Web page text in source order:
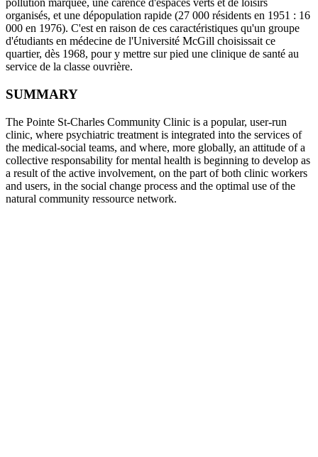
pollution marquée, une carence d'espaces verts et de loisirs
organisés, et une dépopulation rapide (27 000 résidents en 1951 : 16
000 en 1976). C'est en raison de ces caractéristiques qu'un groupe
d'étudiants en médecine de l'Université McGill choisissait ce
quartier, dès 1968, pour y mettre sur pied une clinique de santé au
service de la classe ouvrière.
SUMMARY
The Pointe St-Charles Community Clinic is a popular, user-run
clinic, where psychiatric treatment is integrated into the services of
the medical-social teams, and where, more globally, an attitude of a
collective responsability for mental health is beginning to develop as
a result of the active involvement, on the part of both clinic workers
and users, in the social change process and the optimal use of the
natural community ressource network.